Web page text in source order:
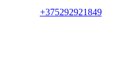
+375292921849